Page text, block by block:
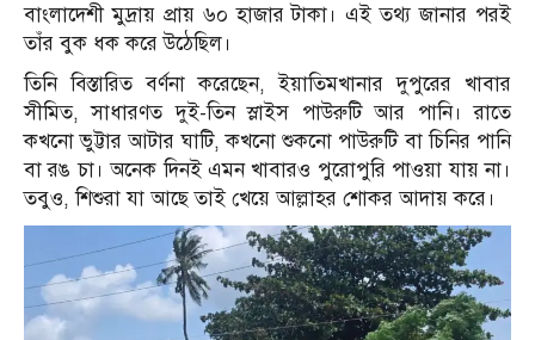
বাংলাদেশী মুদ্রায় প্রায় ৬০ হাজার টাকা। এই তথ্য জানার পরই
তাঁর বুক ধক করে উঠেছিল।
তিনি বিস্তারিত বর্ণনা করেছেন, ইয়াতিমখানার দুপুরের খাবার
সীমিত, সাধারণত দুই-তিন স্লাইস পাউরুটি আর পানি। রাতে
কখনো ভুট্টার আটার ঘাটি, কখনো শুকনো পাউরুটি বা চিনির পানি
বা রঙ চা। অনেক দিনই এমন খাবারও পুরোপুরি পাওয়া যায় না।
তবুও, শিশুরা যা আছে তাই খেয়ে আল্লাহর শোকর আদায় করে।